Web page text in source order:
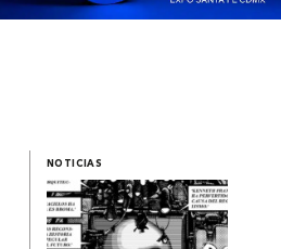
NOTICIAS